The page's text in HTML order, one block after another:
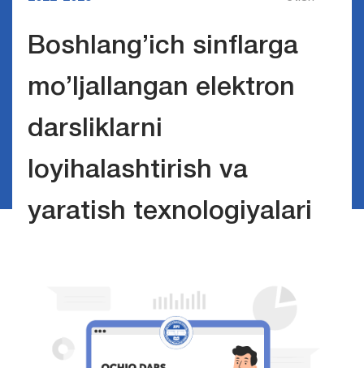
Boshlang’ich sinflarga
mo’ljallangan elektron
darsliklarni
loyihalashtirish va
yaratish texnologiyalari